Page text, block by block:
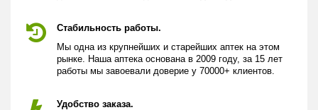
Стабильность работы.
Мы одна из крупнейших и старейших аптек на этом
рынке. Наша аптека основана в 2009 году, за 15 лет
работы мы завоевали доверие у 70000+ клиентов.
Удобство заказа.